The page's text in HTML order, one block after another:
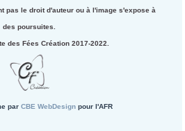
pas le droit d'auteur ou à l'image s'expose à
des poursuites.
des Fées Création 2017-2022.
par CBE WebDesign pour l'AFR